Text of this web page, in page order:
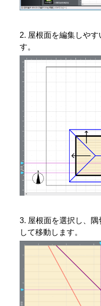
屋根面を編集しや
す。
屋根面を選択し、
して移動します。